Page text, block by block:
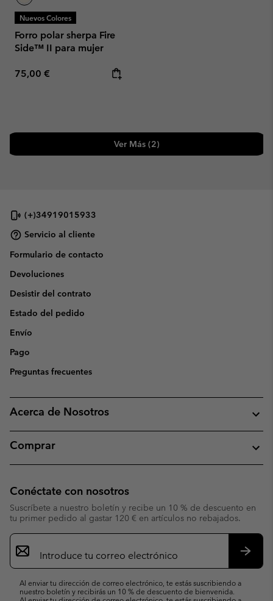
Nuevos Colores
Forro polar sherpa Fire
Side™ II para mujer
Regular price:
75,00 €
Ver Más (2)
(+)34919015933
Servicio al cliente
Formulario de contacto
Devoluciones
Desistir del contrato
Estado del pedido
Envío
Pago
Preguntas frecuentes
Acerca de Nosotros
Comprar
Conéctate con nosotros
Suscríbete a nuestro boletín y recibe un 10 % de descuento en
tu primer pedido al gastar 120 € en artículos no rebajados.
Suscripción
de
correo
Al enviar tu dirección de correo electrónico, te estás suscribiendo a
nuestro boletín y recibirás un 10 % de descuento de bienvenida.